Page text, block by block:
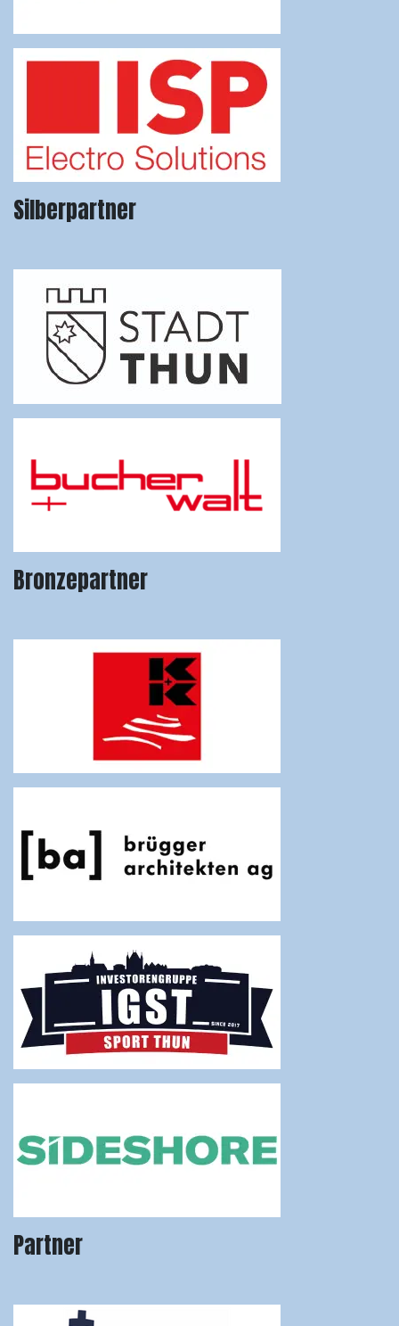
Silberpartner
Bronzepartner
Partner